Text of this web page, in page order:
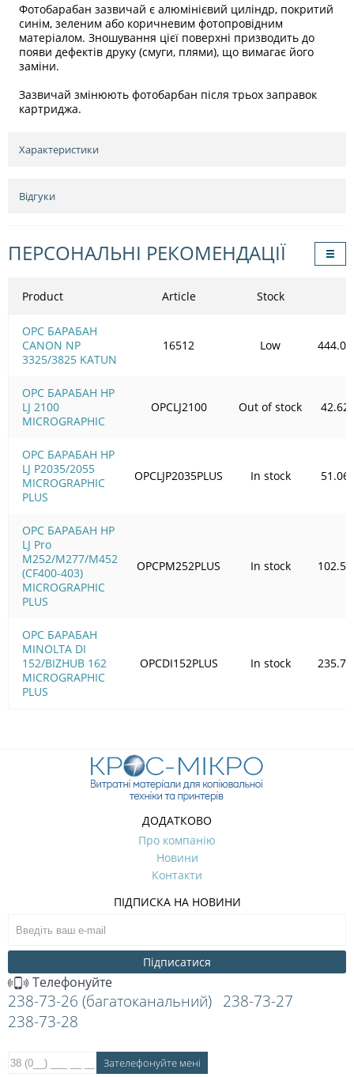
Фотобарабан зазвичай є алюмінієвий циліндр, покритий
синім, зеленим або коричневим фотопровідним
матеріалом. Зношування цієї поверхні призводить до
появи дефектів друку (смуги, плями), що вимагає його
заміни.
Зазвичай змінюють фотобарбан після трьох заправок
картриджа.
Характеристики
Відгуки
ПЕРСОНАЛЬНІ РЕКОМЕНДАЦІЇ
Product
OPC БАРАБАН
CANON NP
3325/3825 KATUN
OPC БАРАБАН HP
LJ 2100
MICROGRAPHIC
OPC БАРАБАН HP
LJ P2035/2055
MICROGRAPHIC
PLUS
OPC БАРАБАН HP
LJ Pro
M252/M277/M452
(CF400-403)
MICROGRAPHIC
PLUS
OPC БАРАБАН
MINOLTA DI
152/BIZHUB 162
MICROGRAPHIC
PLUS
Article Stock
16512 Low 444.00
OPCLJ2100 Out of stock 42.62
OPCLJP2035PLUS In stock 51.06
OPCPM252PLUS In stock 102.56
OPCDI152PLUS In stock 235.76
ДОДАТКОВО
Про компанію
Новини
Контакти
ПІДПИСКА НА НОВИНИ
Підписатися
Телефонуйте
238-73-26 (багатоканальний) 238-73-27
238-73-28